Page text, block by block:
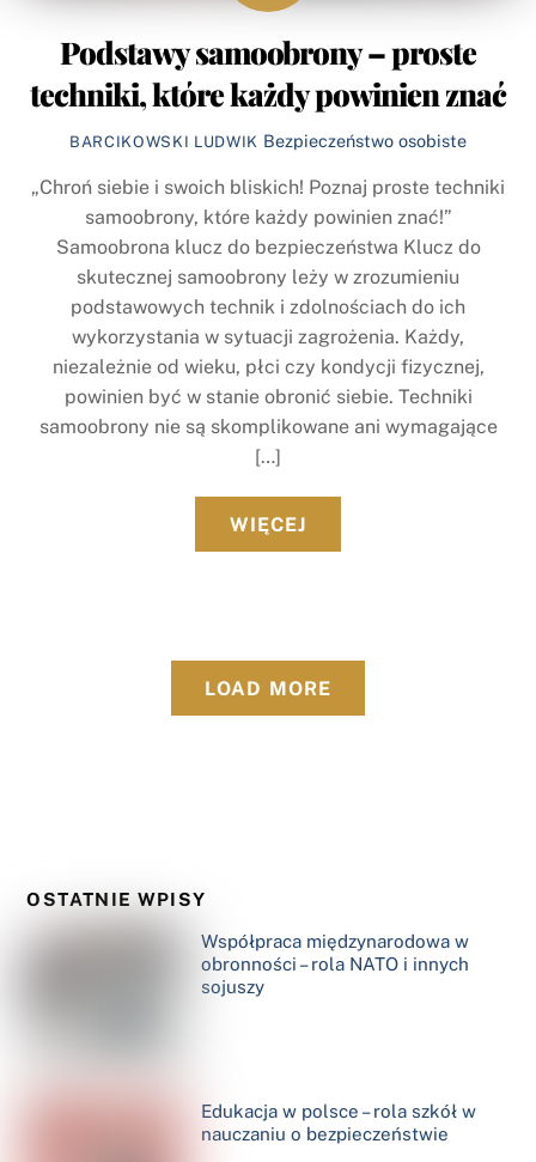
Podstawy samoobrony – proste
techniki, które każdy powinien znać
BARCIKOWSKI LUDWIK Bezpieczeństwo osobiste
„Chroń siebie i swoich bliskich! Poznaj proste techniki
samoobrony, które każdy powinien znać!”
Samoobrona klucz do bezpieczeństwa Klucz do
skutecznej samoobrony leży w zrozumieniu
podstawowych technik i zdolnościach do ich
wykorzystania w sytuacji zagrożenia. Każdy,
niezależnie od wieku, płci czy kondycji fizycznej,
powinien być w stanie obronić siebie. Techniki
samoobrony nie są skomplikowane ani wymagające
[…]
WIĘCEJ
LOAD MORE
OSTATNIE WPISY
Współpraca międzynarodowa w
obronności – rola NATO i innych
sojuszy
Edukacja w polsce – rola szkół w
nauczaniu o bezpieczeństwie